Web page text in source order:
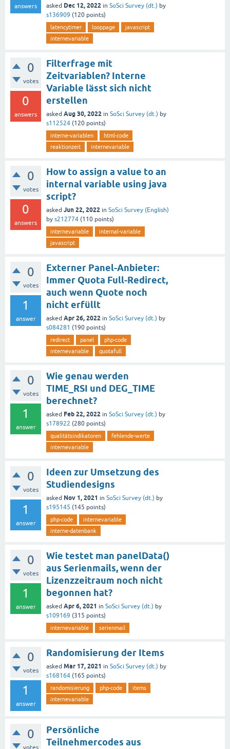
answers asked Dec 12, 2022 in SoSci Survey (dt.) by
s136909 (120 points)
latencytimer looppage
javascript
internevariable
0
votes
0
answers
Filterfrage mit
Zeitvariablen? Interne
Variable lässt sich nicht
erstellen
asked Aug 30, 2022 in SoSci Survey (dt.) by
s112524 (120 points)
interne-variablen
html-code
reaktionzeit
internevariable
0
votes
0
answers
How to assign a value to an
internal variable using java
script?
asked Jun 22, 2022 in SoSci Survey (English)
by s212774 (110 points)
internevariable
internal-variable
javascript
0
votes
1
answer
Externer Panel-Anbieter:
Immer Quota Full-Redirect,
auch wenn Quote noch
nicht erfüllt
asked Apr 26, 2022 in SoSci Survey (dt.) by
s084281 (190 points)
redirect panel
php-code
internevariable
quotafull
0
votes
1
answer
Wie genau werden
TIME_RSI und DEG_TIME
berechnet?
asked Feb 22, 2022 in SoSci Survey (dt.) by
s178922 (280 points)
qualitätsindikatoren
fehlende-werte
internevariable
0
votes
1
answer
Ideen zur Umsetzung des
Studiendesigns
asked Nov 1, 2021 in SoSci Survey (dt.) by
s195145 (145 points)
php-code
internevariable
interne-datenbank
0
votes
1
answer
Wie testet man panelData()
aus Serienmails, wenn der
Lizenzzeitraum noch nicht
begonnen hat?
asked Apr 6, 2021 in SoSci Survey (dt.) by
s109169 (315 points)
internevariable serienmail
0
votes
1
answer
Randomisierung der Items
asked Mar 17, 2021 in SoSci Survey (dt.) by
s168164 (165 points)
randomisierung php-code
items
internevariable
0
votes
Persönliche
Teilnehmercodes aus